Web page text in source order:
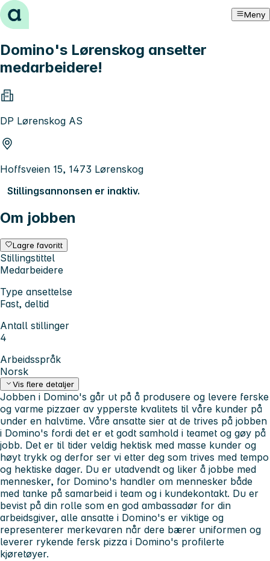
Hopp til innhold Meny
Domino's Lørenskog ansetter
medarbeidere!
DP Lørenskog AS
Hoffsveien 15, 1473 Lørenskog
Stillingsannonsen er inaktiv.
Om jobben
Lagre favoritt
Stillingstittel
Medarbeidere
Type ansettelse
Fast, deltid
Antall stillinger
4
Arbeidsspråk
Norsk
Vis flere detaljer
Jobben i Domino's går ut på å produsere og levere ferske
og varme pizzaer av ypperste kvalitets til våre kunder på
under en halvtime. Våre ansatte sier at de trives på jobben
i Domino's fordi det er et godt samhold i teamet og gøy på
jobb. Det er til tider veldig hektisk med masse kunder og
høyt trykk og derfor ser vi etter deg som trives med tempo
og hektiske dager. Du er utadvendt og liker å jobbe med
mennesker, for Domino's handler om mennesker både
med tanke på samarbeid i team og i kundekontakt. Du er
bevist på din rolle som en god ambassadør for din
arbeidsgiver, alle ansatte i Domino's er viktige og
representerer merkevaren når dere bærer uniformen og
leverer rykende fersk pizza i Domino's profilerte
kjøretøyer.